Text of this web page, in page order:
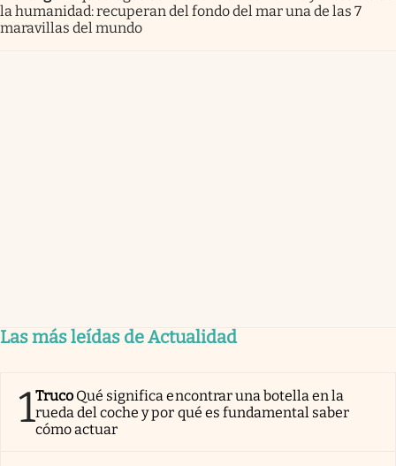
la humanidad: recuperan del fondo del mar una de las 7
maravillas del mundo
Las más leídas de Actualidad
1Truco Qué significa encontrar una botella en la
rueda del coche y por qué es fundamental saber
cómo actuar